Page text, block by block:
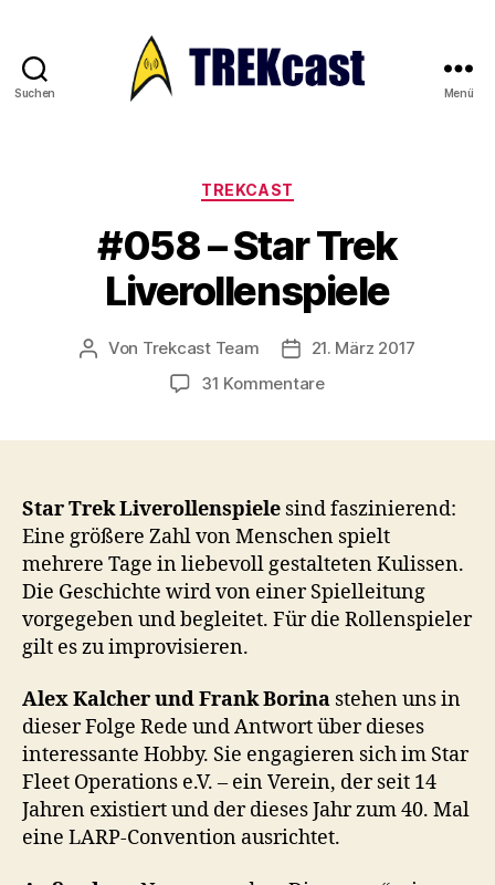
Suchen Menü
Kategorien
TREKCAST
#058 – Star Trek
Liverollenspiele
Beitragsautor
Von Trekcast Team Veröffentlichungsdatum
21. März 2017
31 Kommentarezu
Liverollenspiele
Star Trek Liverollenspiele sind faszinierend:
Eine größere Zahl von Menschen spielt
mehrere Tage in liebevoll gestalteten Kulissen.
Die Geschichte wird von einer Spielleitung
vorgegeben und begleitet. Für die Rollenspieler
gilt es zu improvisieren.
Alex Kalcher und Frank Borina stehen uns in
dieser Folge Rede und Antwort über dieses
interessante Hobby. Sie engagieren sich im Star
Fleet Operations e.V. – ein Verein, der seit 14
Jahren existiert und der dieses Jahr zum 40. Mal
eine LARP-Convention ausrichtet.